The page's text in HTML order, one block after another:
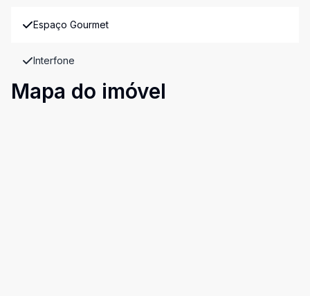
Espaço Gourmet
Interfone
Mapa do imóvel